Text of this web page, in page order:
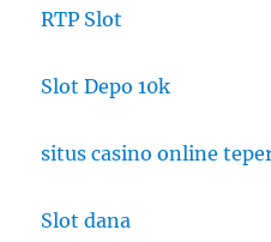
RTP Slot
Slot Depo 10k
situs casino online
Slot dana